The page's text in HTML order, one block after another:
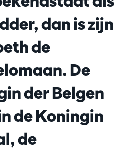
dan is zijn
de
De
der Belgen
de Koningin
de